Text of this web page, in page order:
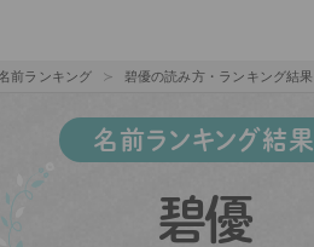
前ランキング 碧優の読み方・ランキング結果
名前ランキング結果
碧優